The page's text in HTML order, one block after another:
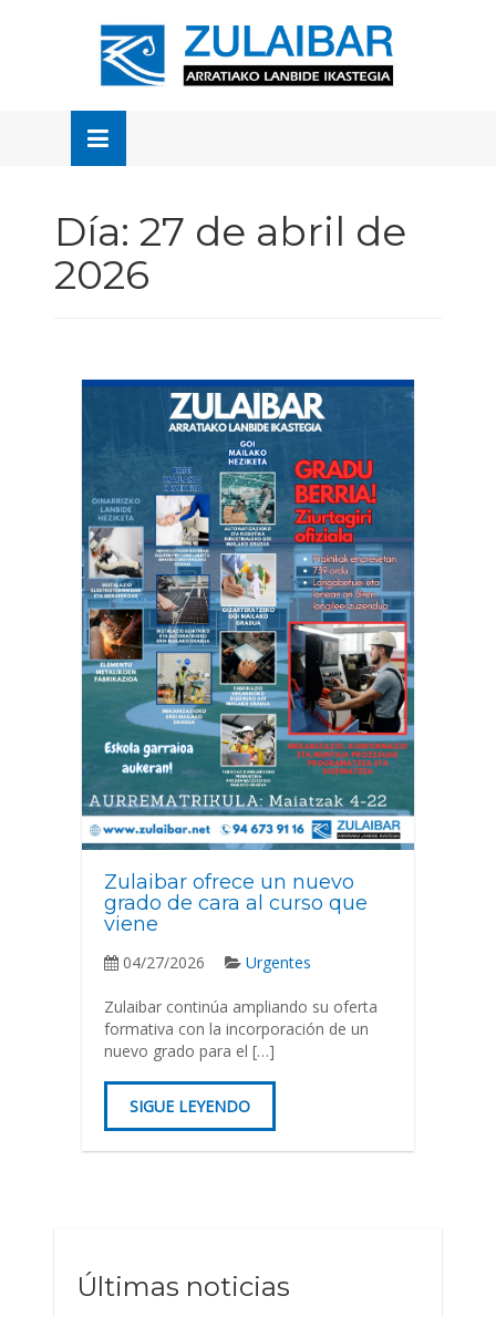
Día: 27 de abril de
2026
Zulaibar ofrece un nuevo
grado de cara al curso que
viene
04/27/2026 Urgentes
Zulaibar continúa ampliando su oferta
formativa con la incorporación de un
nuevo grado para el […]
SIGUE LEYENDO
Últimas noticias